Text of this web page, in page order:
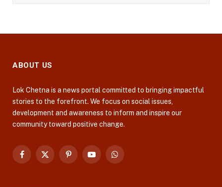
ABOUT US
Lok Chetna is a news portal committed to bringing impactful
stories to the forefront. We focus on social issues,
development and awareness to inform and inspire our
community toward positive change.
Facebook
X
PinterestYouTubeWhatsApp